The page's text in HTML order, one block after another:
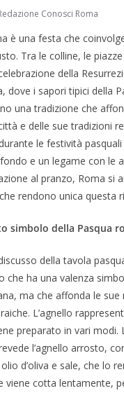
Conosci Roma
è una festa che
Tra le colline, le
della
dove i sapori tipici della
una tradizione che
e delle sue tradizioni
le festività
e un legame con le
al pranzo, Roma si
rendono unica questa
simbolo della Pasqua
della tavola
che ha una valenza
ma che affonda le sue
L’agnello
preparato in vari modi.
l’agnello arrosto,
d’oliva e sale, che lo
viene cotta lentamente,